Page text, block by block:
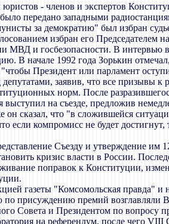
юристов - членов и экспертов
передано западными
за демократию" был избран
избран его Председателем
и госбезопасности. В интервью в
В начале 1992 года Зорькин
Президент или парламент
заявив, что все призывы к
норм. После
на съезде, предложив
сказал, что "в сложившейся
если компромисс не будет
Съезду и утверждение им
кризис власти в России.
поправок к Конституции,
газеты "Комсомольская правда" и
по присуждению премий
Совета и Президентом по вопросу
на референдум, после чего